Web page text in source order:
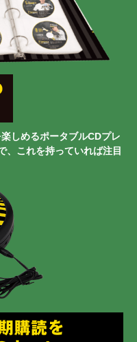
しめるポータブルCDプレ
、これを持っていれば注目